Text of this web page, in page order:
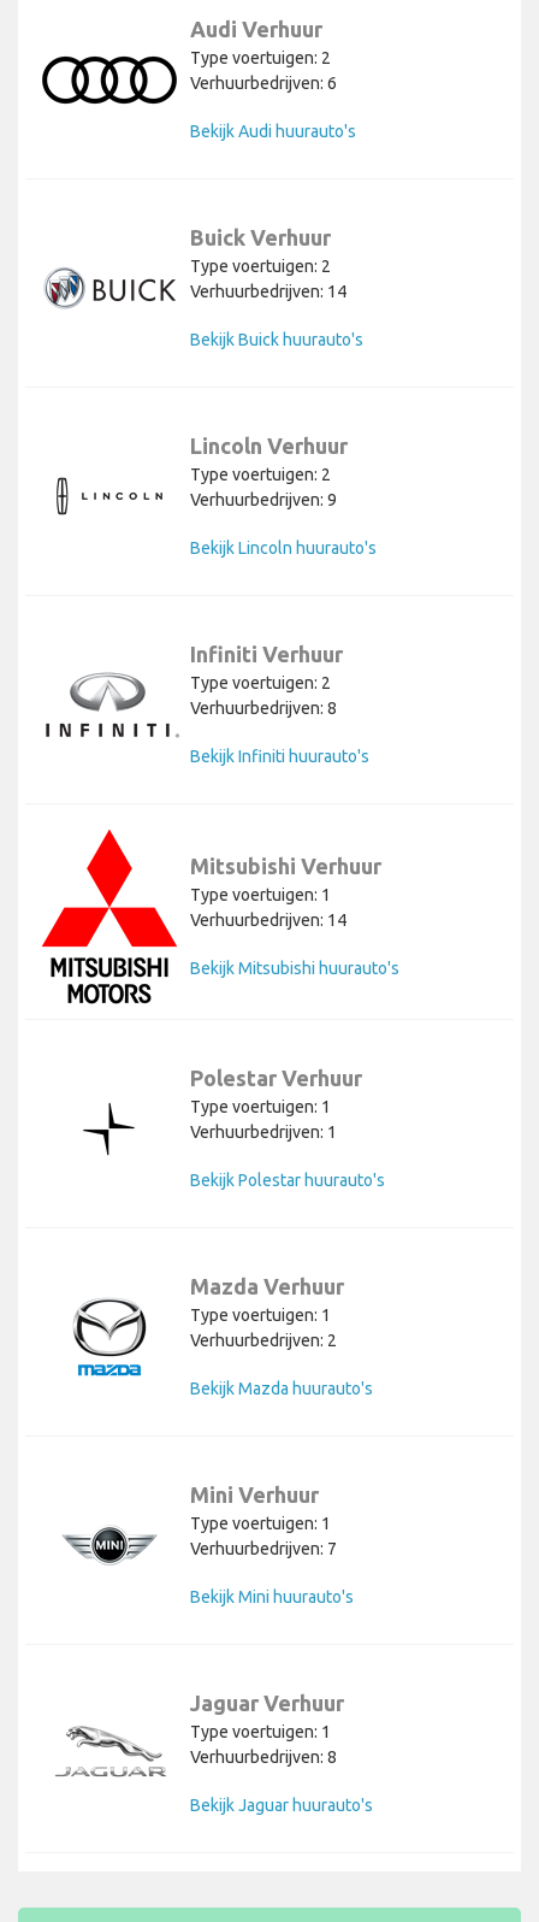
Audi Verhuur
Type voertuigen: 2
Verhuurbedrijven: 6
Bekijk Audi huurauto's
Buick Verhuur
Type voertuigen: 2
Verhuurbedrijven: 14
Bekijk Buick huurauto's
Lincoln Verhuur
Type voertuigen: 2
Verhuurbedrijven: 9
Bekijk Lincoln huurauto's
Infiniti Verhuur
Type voertuigen: 2
Verhuurbedrijven: 8
Bekijk Infiniti huurauto's
Mitsubishi Verhuur
Type voertuigen: 1
Verhuurbedrijven: 14
Bekijk Mitsubishi huurauto's
Polestar Verhuur
Type voertuigen: 1
Verhuurbedrijven: 1
Bekijk Polestar huurauto's
Mazda Verhuur
Type voertuigen: 1
Verhuurbedrijven: 2
Bekijk Mazda huurauto's
Mini Verhuur
Type voertuigen: 1
Verhuurbedrijven: 7
Bekijk Mini huurauto's
Jaguar Verhuur
Type voertuigen: 1
Verhuurbedrijven: 8
Bekijk Jaguar huurauto's